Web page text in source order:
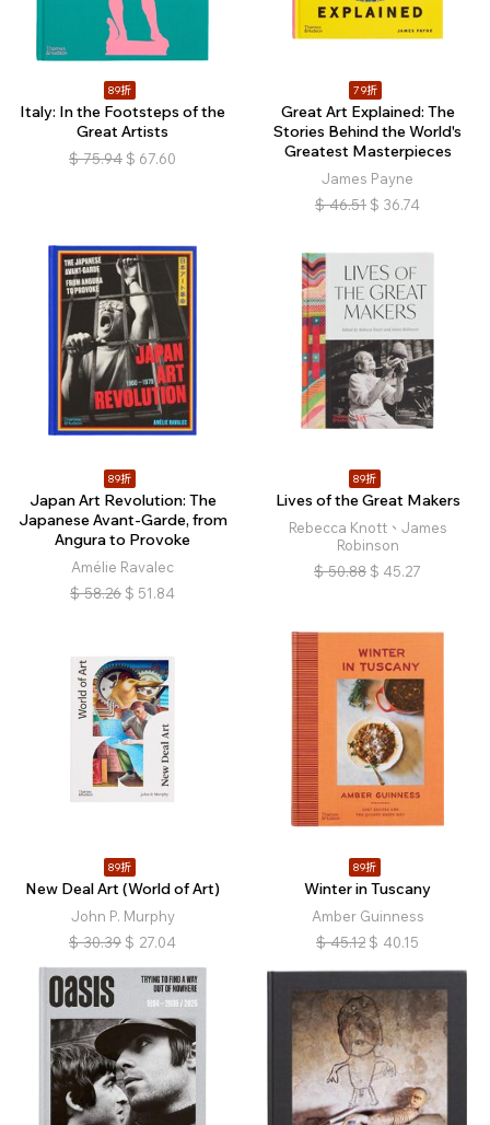
89折
Italy: In the Footsteps of the
Great Artists
$ 75.94 $ 67.60
79折
Great Art Explained: The
Stories Behind the World's
Greatest Masterpieces
James Payne
$ 46.51 $ 36.74
89折
Japan Art Revolution: The
Japanese Avant-Garde, from
Angura to Provoke
Amélie Ravalec
$ 58.26 $ 51.84
89折
Lives of the Great Makers
Rebecca Knott、James
Robinson
$ 50.88 $ 45.27
89折
New Deal Art (World of Art)
John P. Murphy
$ 30.39 $ 27.04
89折
Winter in Tuscany
Amber Guinness
$ 45.12 $ 40.15